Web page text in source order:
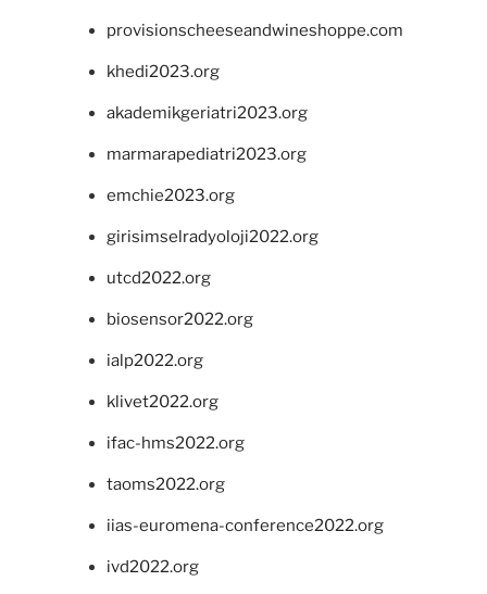
provisionscheeseandwineshoppe.com
khedi2023.org
akademikgeriatri2023.org
marmarapediatri2023.org
emchie2023.org
girisimselradyoloji2022.org
utcd2022.org
biosensor2022.org
ialp2022.org
klivet2022.org
ifac-hms2022.org
taoms2022.org
iias-euromena-conference2022.org
ivd2022.org